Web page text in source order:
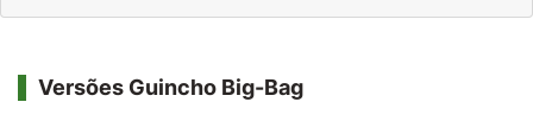
Versões Guincho Big-Bag